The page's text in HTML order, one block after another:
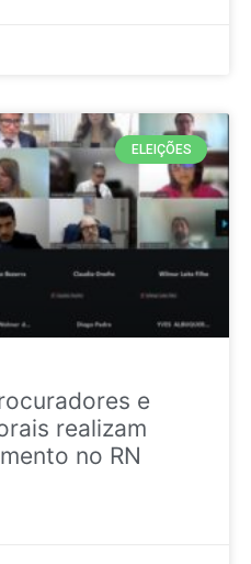
ELEIÇÕES
e
realizam
no RN